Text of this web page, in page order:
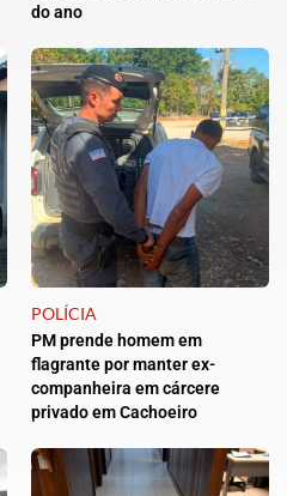
do ano
POLÍCIA
PM prende homem em
flagrante por manter ex-
companheira em cárcere
privado em Cachoeiro